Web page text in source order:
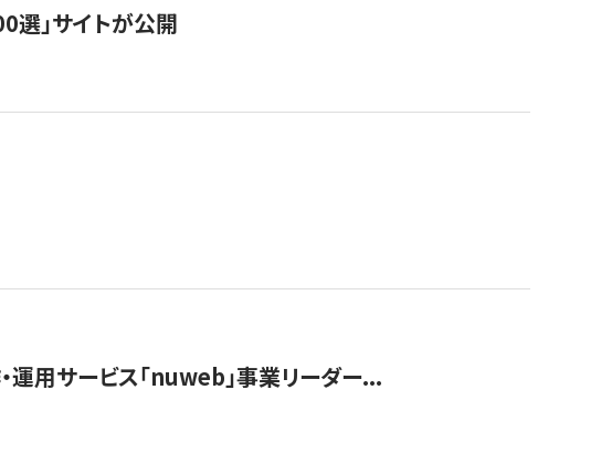
選」サイトが公開
運用サービス「nuweb」事業リーダー...